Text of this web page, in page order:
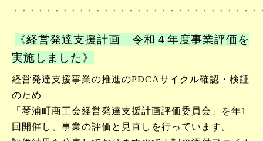
・・・・・・・・・・・・・・・・・・・・・・・・・・・・・
《経営発達支援計画 令和４年度事業評価を
実施しました》
経営発達支援事業の推進のPDCAサイクル確認・検証
のため
「琴浦町商工会経営発達支援計画評価委員会」を年1
回開催し、 事業の評価と見直しを行っています。